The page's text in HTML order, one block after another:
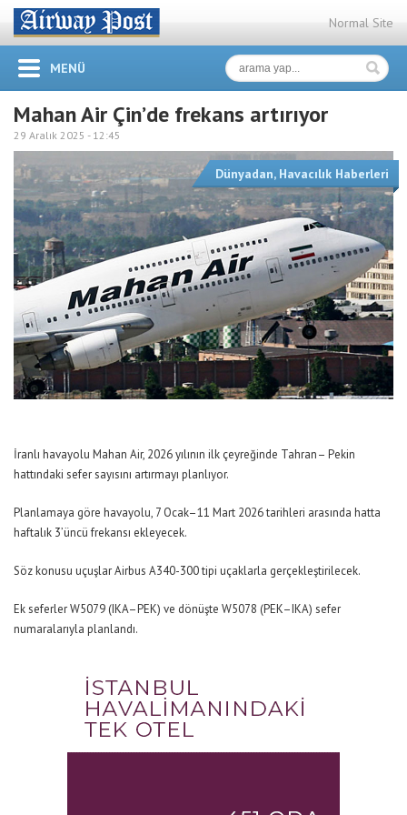
Normal Site
MENÜ
Mahan Air Çin’de frekans artırıyor
29 Aralık 2025 - 12:45
Dünyadan, Havacılık Haberleri
İranlı havayolu Mahan Air, 2026 yılının ilk çeyreğinde Tahran– Pekin
hattındaki sefer sayısını artırmayı planlıyor.
Planlamaya göre havayolu, 7 Ocak–11 Mart 2026 tarihleri arasında hatta
haftalık 3’üncü frekansı ekleyecek.
Söz konusu uçuşlar Airbus A340-300 tipi uçaklarla gerçekleştirilecek.
Ek seferler W5079 (IKA–PEK) ve dönüşte W5078 (PEK–IKA) sefer
numaralarıyla planlandı.